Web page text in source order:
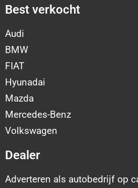
Best verkocht
Audi
BMW
FIAT
Hyunadai
Mazda
Mercedes-Benz
Volkswagen
Dealer
Adverteren als autobedrijf op